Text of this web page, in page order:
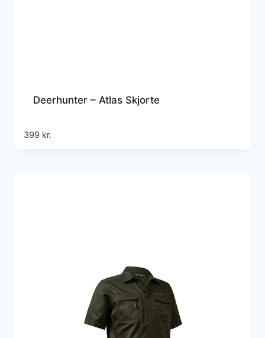
Deerhunter – Atlas Skjorte
399 kr.